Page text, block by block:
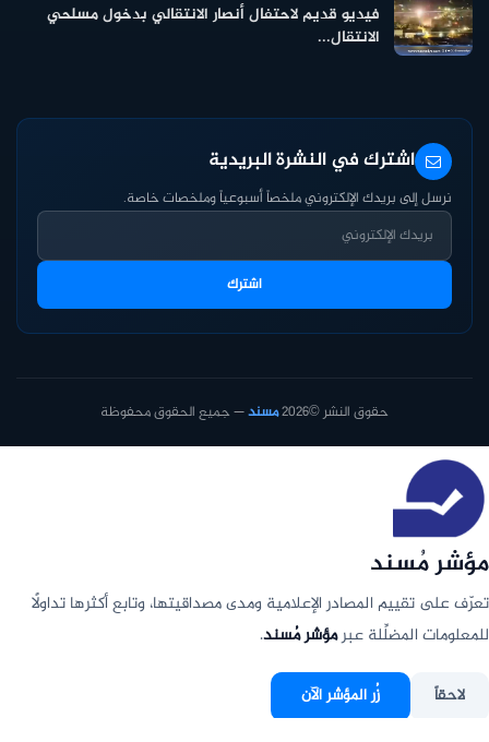
فيديو قديم لاحتفال أنصار الانتقالي بدخول مسلحي
الانتقال...
اشترك في النشرة البريدية
نرسل إلى بريدك الإلكتروني ملخصاً أسبوعياً وملخصات خاصة.
اشترك
حقوق النشر ©2026 مسند— جميع الحقوق محفوظة
مؤشر مُسند
تعرّف على تقييم المصادر الإعلامية ومدى مصداقيتها، وتابع أكثرها تداولًا
للمعلومات المضلِّلة عبرمؤشر مُسند.
لاحقاً زُر المؤشر الآن